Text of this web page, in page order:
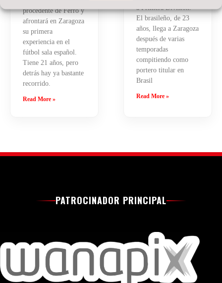
procedente de Ferro y
afrontará en Zaragoza
su primera
experiencia en el
fútbol sala español.
Tiene 21 años, pero
detrás hay ya bastante
recorrido.
Read More »
a Primera División.
El brasileño, de 23
años, llega a Zaragoza
después de varias
temporadas
compitiendo como
portero titular en
Brasil
Read More »
PATROCINADOR PRINCIPAL